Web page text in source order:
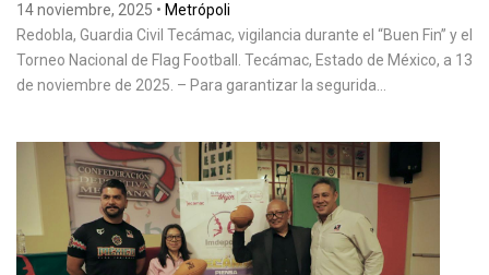
14 noviembre, 2025 • Metrópoli
Redobla, Guardia Civil Tecámac, vigilancia durante el “Buen Fin” y el
Torneo Nacional de Flag Football. Tecámac, Estado de México, a 13
de noviembre de 2025. – Para garantizar la segurida...